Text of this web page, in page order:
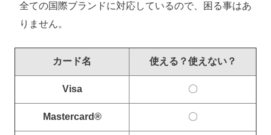
全ての国際ブランドに対応しているので、困る事はあ
りません。
カード名 使える？使えない？
Visa 〇
Mastercard® 〇